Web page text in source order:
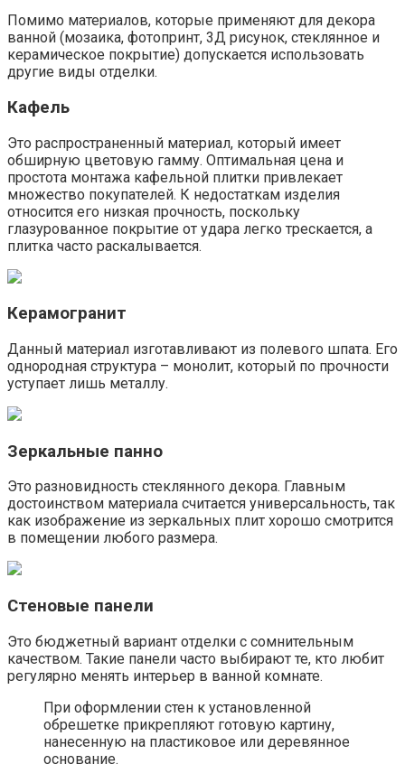
Помимо материалов, которые применяют для декора
ванной (мозаика, фотопринт, 3Д рисунок, стеклянное и
керамическое покрытие) допускается использовать
другие виды отделки.
Кафель
Это распространенный материал, который имеет
обширную цветовую гамму. Оптимальная цена и
простота монтажа кафельной плитки привлекает
множество покупателей. К недостаткам изделия
относится его низкая прочность, поскольку
глазурованное покрытие от удара легко трескается, а
плитка часто раскалывается.
Керамогранит
Данный материал изготавливают из полевого шпата. Его
однородная структура – монолит, который по прочности
уступает лишь металлу.
Зеркальные панно
Это разновидность стеклянного декора. Главным
достоинством материала считается универсальность, так
как изображение из зеркальных плит хорошо смотрится
в помещении любого размера.
Стеновые панели
Это бюджетный вариант отделки с сомнительным
качеством. Такие панели часто выбирают те, кто любит
регулярно менять интерьер в ванной комнате.
При оформлении стен к установленной
обрешетке прикрепляют готовую картину,
нанесенную на пластиковое или деревянное
основание.